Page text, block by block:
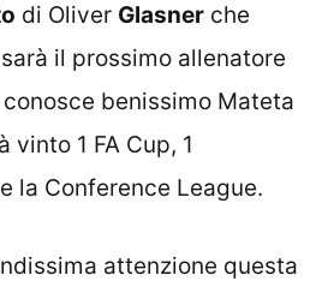
di Oliver Glasner che
il prossimo allenatore
benissimo Mateta
vinto 1 FA Cup, 1
la Conference League.
attenzione questa